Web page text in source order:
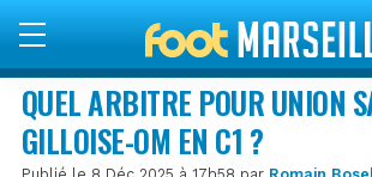
QUEL ARBITRE POUR UNION
GILLOISE-OM EN C1 ?